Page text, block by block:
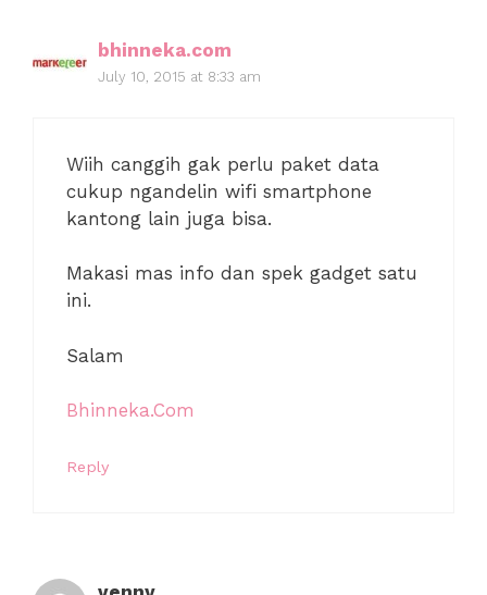
bhinneka.com
July 10, 2015 at 8:33 am
Wiih canggih gak perlu paket data
cukup ngandelin wifi smartphone
kantong lain juga bisa.
Makasi mas info dan spek gadget satu
ini.
Salam
Bhinneka.Com
Reply